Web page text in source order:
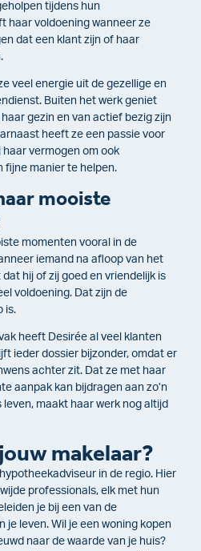
tijdens hun
haar voldoening wanneer ze
dat een klant zijn of haar
veel energie uit de gezellige en
Buiten het werk geniet
gezin en van actief bezig zijn
heeft ze een passie voor
vermogen om ook
fijne manier te helpen.
mooiste
momenten vooral in de
iemand na afloop van het
hij of zij goed en vriendelijk is
voldoening. Dat zijn de
is.
heeft Desirée al veel klanten
ieder dossier bijzonder, omdat er
achter zit. Dat ze met haar
aanpak kan bijdragen aan zo’n
maakt haar werk nog altijd
makelaar?
in de regio. Hier
professionals, elk met hun
je bij een van de
je leven. Wil je een woning kopen
naar de waarde van je huis?